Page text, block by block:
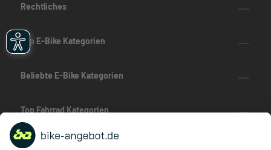
Rechtliches
Top E-Bike Kategorien
Beliebte E-Bike Kategorien
Top Fahrrad Kategorien
Beliebte Fahrrad-Kategorien